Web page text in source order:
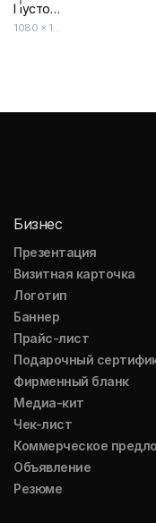
Пустой дизайн-макет
1080 × 1920
Бизнес
Презентация
Визитная карточка
Логотип
Баннер
Прайс-лист
Подарочный
Фирменный бланк
Медиа-кит
Чек-лист
Коммерческое
Объявление
Резюме